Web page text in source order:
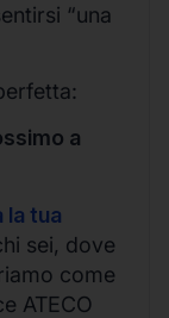
“una
a
la tua
sei, dove
come
ATECO